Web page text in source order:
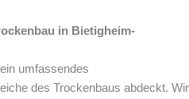
in Bietigheim-
umfassendes
des Trockenbaus abdeckt. Wir